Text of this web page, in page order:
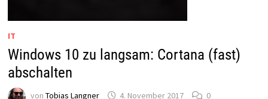
IT
Windows 10 zu langsam: Cortana (fast)
abschalten
von Tobias Langner 4. November 2017 0